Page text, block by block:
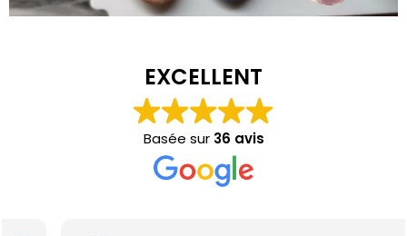
EXCELLENT
Basée sur 36 avis